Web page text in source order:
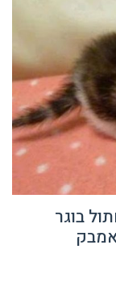
בוגר